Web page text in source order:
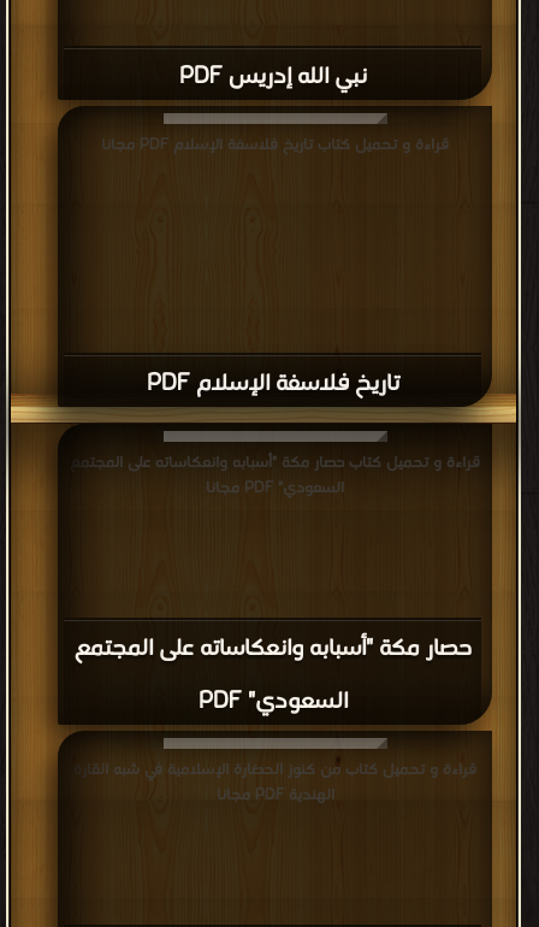
نبي الله إدريس PDF
تاريخ فلاسفة الإسلام PDF
قراءة و تحميل كتاب تاريخ فلاسفة الإسلام PDF مجانا
حصار مكة "أسبابه وانعكاساته على المجتمع
السعودي" PDF
قراءة و تحميل كتاب حصار مكة "أسبابه وانعكاساته على المجتمع
السعودي" PDF مجانا
قراءة و تحميل كتاب من كنوز الحضارة الإسلامية في شبه القارة
الهندية PDF مجانا